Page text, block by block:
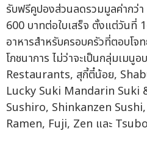
รับฟรีคูปองส่วนลดรวมมูลค่ากว่
600 บาทต่อใบเสร็จ ตั้งแต่วันที่
อาหารสำหรับครอบครัวที่ตอบโจ
โภชนาการ ไม่ว่าจะเป็นกลุ่มเมนู
Restaurants, สุกี้ตี๋น้อย,
Lucky Suki Mandarin Suki
Sushiro, Shinkanzen
Ramen, Fuji, Zen และ